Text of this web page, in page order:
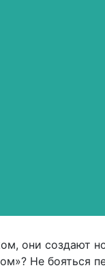
они создают
Не бояться